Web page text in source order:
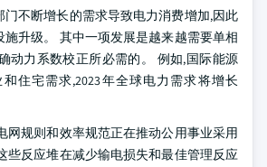
不断增长的需求导致电力消费增加,因此
升级。 其中一项发展是越来越需要单相
动力系数校正所必需的。 例如,国际能源
住宅需求,2023年全球电力需求将增长
网规则和效率规范正在推动公用事业采用
些反应堆在减少输电损失和最佳管理反应